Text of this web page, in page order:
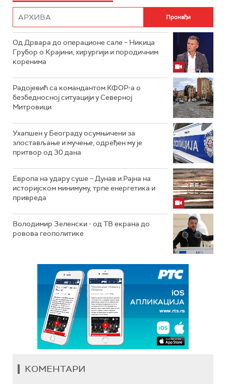
Од Дрвара до операционе сале – Никица
Грубор о Крајини, хирургији и породичним
коренима
Радојевић са командантом КФОР-а о
безбедносној ситуацији у Северној
Митровици
Ухапшен у Београду осумњичени за
злостављање и мучење, одређен му је
притвор од 30 дана
Европа на удару суше – Дунав и Рајна на
историјском минимуму, трпе енергетика и
привреда
Володимир Зеленски - од ТВ екрана до
ровова геополитике
КОМЕНТАРИ